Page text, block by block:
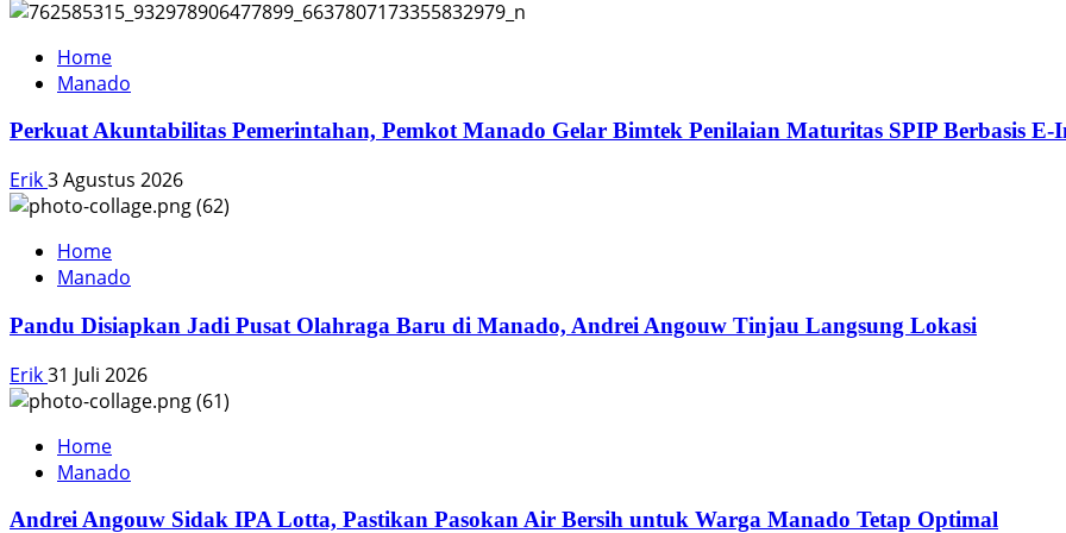
Home
Manado
Perkuat Akuntabilitas Pemerintahan, Pemkot Manado Gelar Bimtek Penilaian Maturitas SPIP Berbasis E-
Erik3 Agustus 2026
Home
Manado
Pandu Disiapkan Jadi Pusat Olahraga Baru di Manado, Andrei Angouw Tinjau Langsung Lokasi
Erik31 Juli 2026
Home
Manado
Andrei Angouw Sidak IPA Lotta, Pastikan Pasokan Air Bersih untuk Warga Manado Tetap Optimal